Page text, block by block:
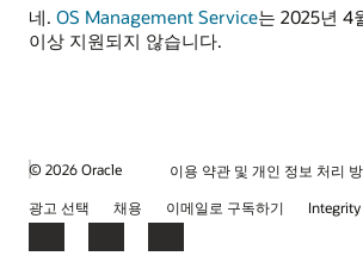
네. OS Management Service는 2025년 4
이상 지원되지 않습니다.
© 2026 Oracle
이용 약관 및 개인 정보 처리
광고 선택
채용 이메일로 구독하기
FacebookLinkedInYouTube